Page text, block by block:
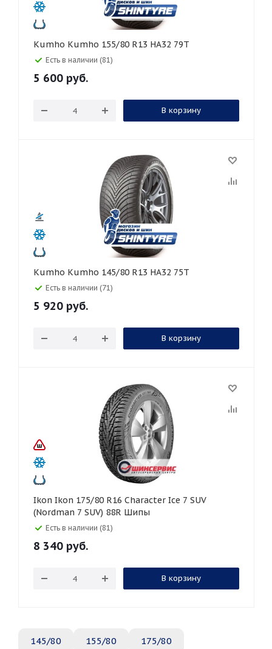
Kumho Kumho 155/80 R13 HA32 79T
Есть в наличии (81)
5 600 руб.
В корзину
Kumho Kumho 145/80 R13 HA32 75T
Есть в наличии (71)
5 920 руб.
В корзину
Ikon Ikon 175/80 R16 Character Ice 7 SUV
(Nordman 7 SUV) 88R Шипы
Есть в наличии (81)
8 340 руб.
В корзину
145/80 155/80 175/80